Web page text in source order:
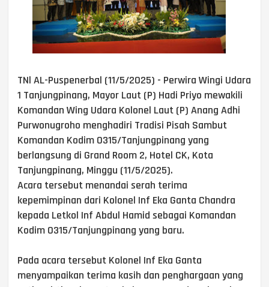
TNl AL-Puspenerbal (11/5/2025) - Perwira Wingi Udara
1 Tanjungpinang, Mayor Laut (P) Hadi Priyo mewakili
Komandan Wing Udara Kolonel Laut (P) Anang Adhi
Purwonugroho menghadiri Tradisi Pisah Sambut
Komandan Kodim 0315/Tanjungpinang yang
berlangsung di Grand Room 2, Hotel CK, Kota
Tanjungpinang, Minggu (11/5/2025).
Acara tersebut menandai serah terima
kepemimpinan dari Kolonel Inf Eka Ganta Chandra
kepada Letkol Inf Abdul Hamid sebagai Komandan
Kodim 0315/Tanjungpinang yang baru.
Pada acara tersebut Kolonel Inf Eka Ganta
menyampaikan terima kasih dan penghargaan yang